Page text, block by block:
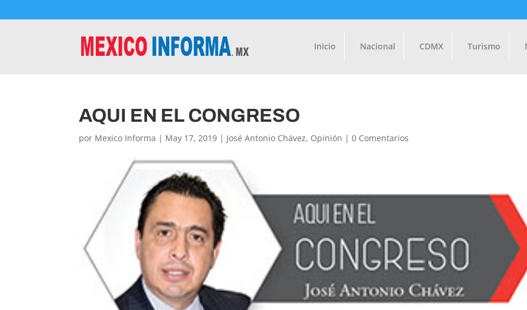
Inicio Nacional CDMX Turismo
AQUI EN EL CONGRESO
por Mexico Informa | May 17, 2019 | José Antonio Chávez, Opinión |0 Comentarios